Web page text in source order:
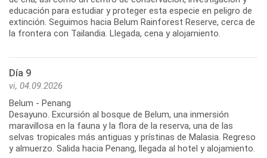
educación para estudiar y proteger esta especie en peligro de
extinción. Seguimos hacia Belum Rainforest Reserve, cerca de
la frontera con Tailandia. Llegada, cena y alojamiento.
Día 9
vi, 04.09.2026
Belum - Penang
Desayuno. Excursión al bosque de Belum, una inmersión
maravillosa en la fauna y la flora de la reserva, una de las
selvas tropicales más antiguas y prístinas de Malasia. Regreso
y almuerzo. Salida hacia Penang, llegada al hotel y alojamiento.